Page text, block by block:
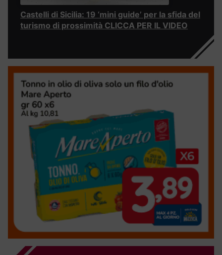
Castelli di Sicilia: 19 ‘mini guide’ per la sfida del
turismo di prossimità CLICCA PER IL VIDEO